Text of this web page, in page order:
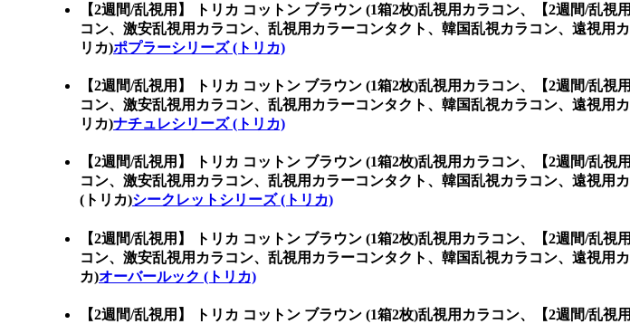
【2週間/乱視用】 トリカ コットン ブラウン (1箱2枚)乱視用カラコン、
【2週間/乱視
コン、激安乱視用カラコン、乱視用カラーコンタクト、韓国乱視カラコン、遠視
リカ)ポプラーシリーズ (トリカ)
【2週間/乱視用】 トリカ コットン ブラウン (1箱2枚)乱視用カラコン、
【2週間/乱視
コン、激安乱視用カラコン、乱視用カラーコンタクト、韓国乱視カラコン、遠視
リカ)ナチュレシリーズ (トリカ)
【2週間/乱視用】 トリカ コットン ブラウン (1箱2枚)乱視用カラコン、
【2週間/乱視
コン、激安乱視用カラコン、乱視用カラーコンタクト、韓国乱視カラコン、遠視
(トリカ)シークレットシリーズ (トリカ)
【2週間/乱視用】 トリカ コットン ブラウン (1箱2枚)乱視用カラコン、
【2週間/乱視
コン、激安乱視用カラコン、乱視用カラーコンタクト、韓国乱視カラコン、遠視
カ)オーバールック (トリカ)
【2週間/乱視用】 トリカ コットン ブラウン (1箱2枚)乱視用カラコン、
【2週間/乱視